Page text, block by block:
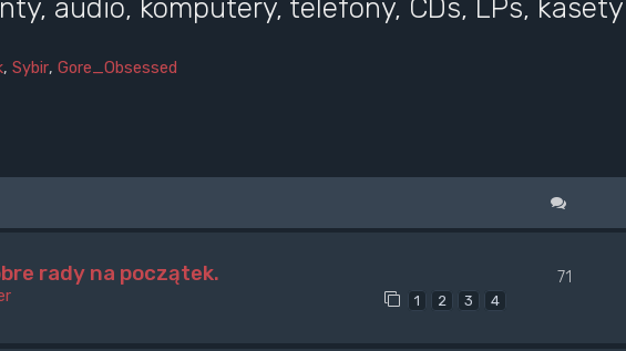
audio, komputery, telefony, CDs, LPs, kasety
, Sybir, Gore_Obsessed
rady na początek.
1 2 3 4
71